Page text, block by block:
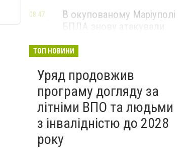
В окупованому Маріуполі
БПЛА знову атакували
— ВІДЕО
08:47
ТОП НОВИНИ
Уряд продовжив
програму догляду за
літніми ВПО та людьми
з інвалідністю до 2028
року